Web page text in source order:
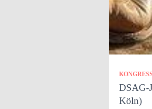
KONGRESS
DSAG-
Köln)